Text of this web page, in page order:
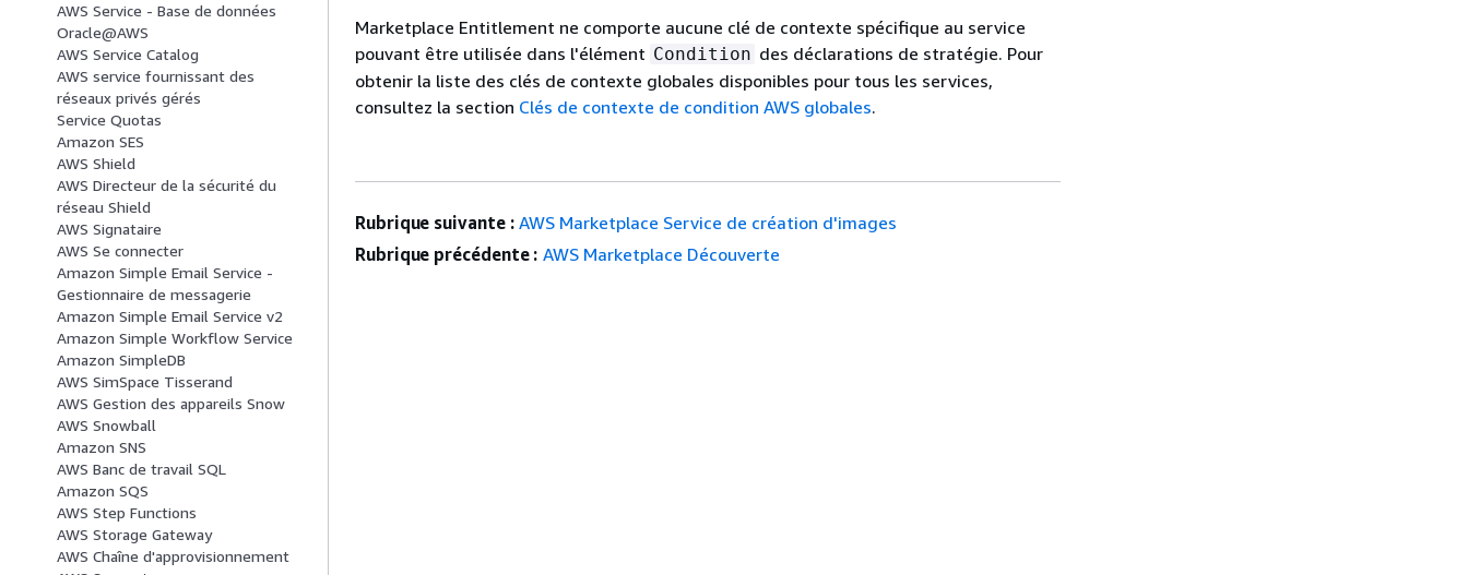
AWS Service - Base de données
Oracle@AWS
AWS Service Catalog
AWS service fournissant des
réseaux privés gérés
Service Quotas
Amazon SES
AWS Shield
AWS Directeur de la sécurité du
réseau Shield
AWS Signataire
AWS Se connecter
Amazon Simple Email Service -
Gestionnaire de messagerie
Amazon Simple Email Service v2
Amazon Simple Workflow Service
Amazon SimpleDB
AWS SimSpace Tisserand
AWS Gestion des appareils Snow
AWS Snowball
Amazon SNS
AWS Banc de travail SQL
Amazon SQS
AWS Step Functions
AWS Storage Gateway
AWS Chaîne d'approvisionnement
Marketplace Entitlement ne comporte aucune clé de contexte spécifique au service
pouvant être utilisée dans l'élément Condition des déclarations de stratégie. Pour
obtenir la liste des clés de contexte globales disponibles pour tous les services,
consultez la section Clés de contexte de condition AWS globales.
Rubrique suivante : AWS Marketplace Service de création d'images
Rubrique précédente : AWS Marketplace Découverte